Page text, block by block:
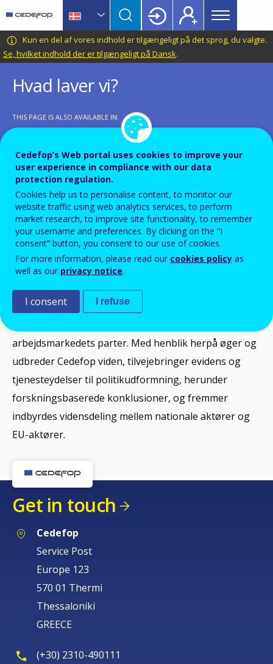
main
content
language
switcher
CEDEFOP
European
Centre
for
the
Development
Vocational
Main
menu
Topbar
Kun en del af vores indhold er tilgængeligt på det sprog, du valgte.
Se, hvilket indhold der er tilgængeligt på Dansk.
Hvad laver vi?
THIS PAGE IS ALSO AVAILABLE IN:
EL FR GA
MT
NL PL PT RO SK SL FI SV
Cedefop er et af EU's decentrale agenturer. Cedefop
blev grundlagt i 1975 og har haft hjemsted i
Grækenland siden 1995. Agenturet støtter og
fremmer udviklingen og gennemførelsen af Unionens
politik for erhvervsuddannelse og dens politikker for
færdigheder og kvalifikationer gennem samarbejde
arbejdsmarkedets parter. Med henblik herpå øger og
udbreder Cedefop viden, tilvejebringer evidens og
tjenesteydelser til politikudformning, herunder
forskningsbaserede konklusioner, og fremmer
indbyrdes vidensdeling mellem nationale aktører og
EU-aktører.
Get in touch
Cedefop
Service Post
Europe 123
570 01 Thermi
Thessaloniki
GREECE
(+30) 2310-490111
Cedefop’s Web portal uses cookies to improve your
user experience in compliance with our data
protection regulation.
Cookies help us to personalise content, to monitor our
website traffic using web analytics services, to perform
market research, to improve site functionality, to remember
your username and preferences. By clicking on the “I
consent” button, you consent to our use of cookies.
For more information, please read our cookies policy as
well as our privacy notice.
I consent I refuse